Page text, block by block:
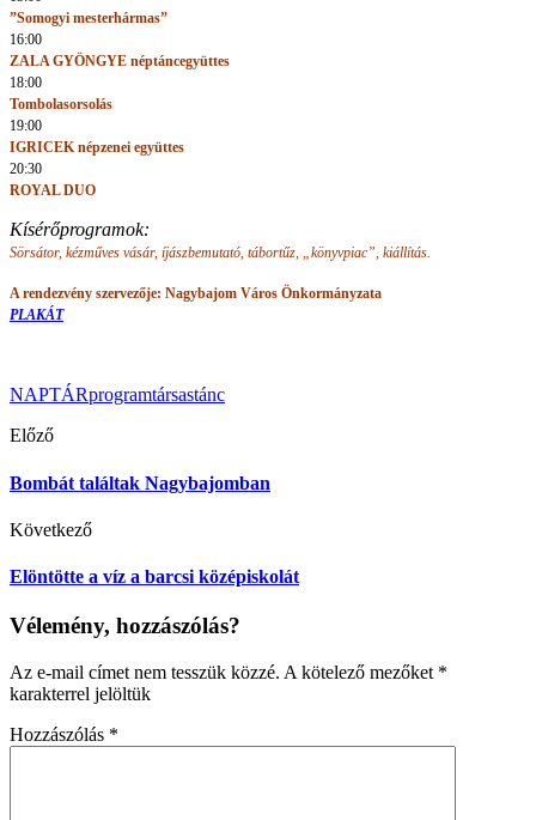
”Somogyi mesterhármas”
16:00
ZALA GYÖNGYE néptáncegyüttes
18:00
Tombolasorsolás
19:00
IGRICEK népzenei együttes
20:30
ROYAL DUO
Kísérőprogramok:
Sörsátor, kézműves vásár, íjászbemutató, tábortűz, „könyvpiac”, kiállítás.
A rendezvény szervezője: Nagybajom Város Önkormányzata
PLAKÁT
NAPTÁRprogramtársastánc
Előző
Bombát találtak Nagybajomban
Következő
Elöntötte a víz a barcsi középiskolát
Vélemény, hozzászólás?
Az e-mail címet nem tesszük közzé. A kötelező mezőket *
karakterrel jelöltük
Hozzászólás *